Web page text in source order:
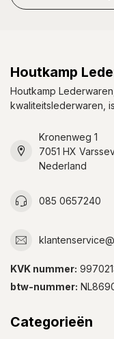
Houtkamp
Houtkamp
kwaliteitslederwaren,
Kronenweg 1
7051 HX
Nederland
085 0657240
KVK nummer:
btw-nummer:
Categorieën